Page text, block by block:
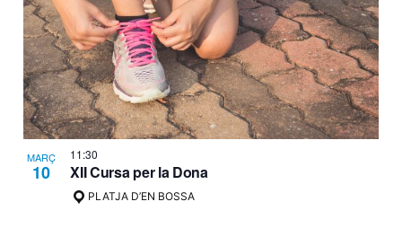
MARÇ
10
11:30
XII Cursa per la Dona
PLATJA D’EN BOSSA